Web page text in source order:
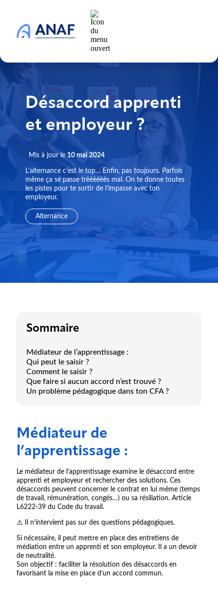
Désaccord apprenti
et employeur ?
Mis à jour le 10 mai 2024
L’alternance c’est le top… Enfin, pas toujours. Parfois
même ça se passe trèèèèèès mal. On te donne toutes
les pistes pour te sortir de l’impasse avec ton
employeur.
Alternance
Sommaire
Médiateur de l’apprentissage :
Qui peut le saisir ?
Comment le saisir ?
Que faire si aucun accord n’est trouvé ?
Un problème pédagogique dans ton CFA ?
Médiateur de
l’apprentissage :
Le médiateur de l’apprentissage examine le désaccord entre
apprenti et employeur et rechercher des solutions. Ces
désaccords peuvent concerner le contrat en lui même (temps
de travail, rémunération, congés…) ou sa résiliation. Article
L6222-39 du Code du travail.
⚠️ Il n’intervient pas sur des questions pédagogiques.
Si nécessaire, il peut mettre en place des entretiens de
médiation entre un apprenti et son employeur. Il a un devoir
de neutralité.
Son objectif : faciliter la résolution des désaccords en
favorisant la mise en place d’un accord commun.